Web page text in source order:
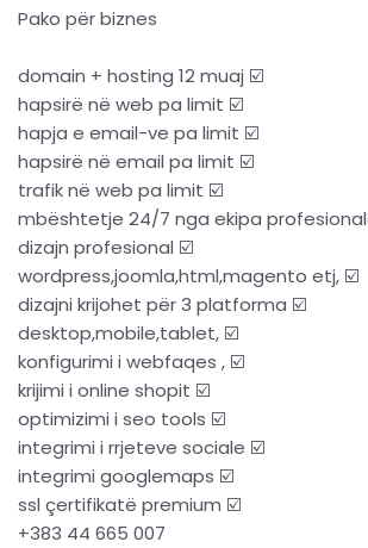
Pako për biznes
domain + hosting 12 muaj ☑️
hapsirë në web pa limit ☑️
hapja e email-ve pa limit ☑️
hapsirë në email pa limit ☑️
trafik në web pa limit ☑️
mbështetje 24/7 nga ekipa
dizajn profesional ☑️
wordpress,joomla,html,magento etj, ☑️
dizajni krijohet për 3 platforma ☑️
desktop,mobile,tablet, ☑️
konfigurimi i webfaqes , ☑️
krijimi i online shopit ☑️
optimizimi i seo tools ☑️
integrimi i rrjeteve sociale ☑️
integrimi googlemaps ☑️
ssl çertifikatë premium ☑️
+383 44 665 007